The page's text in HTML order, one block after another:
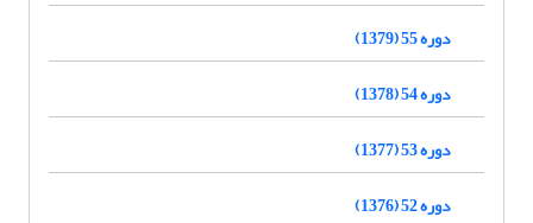
دوره 55 (1379)
دوره 54 (1378)
دوره 53 (1377)
دوره 52 (1376)